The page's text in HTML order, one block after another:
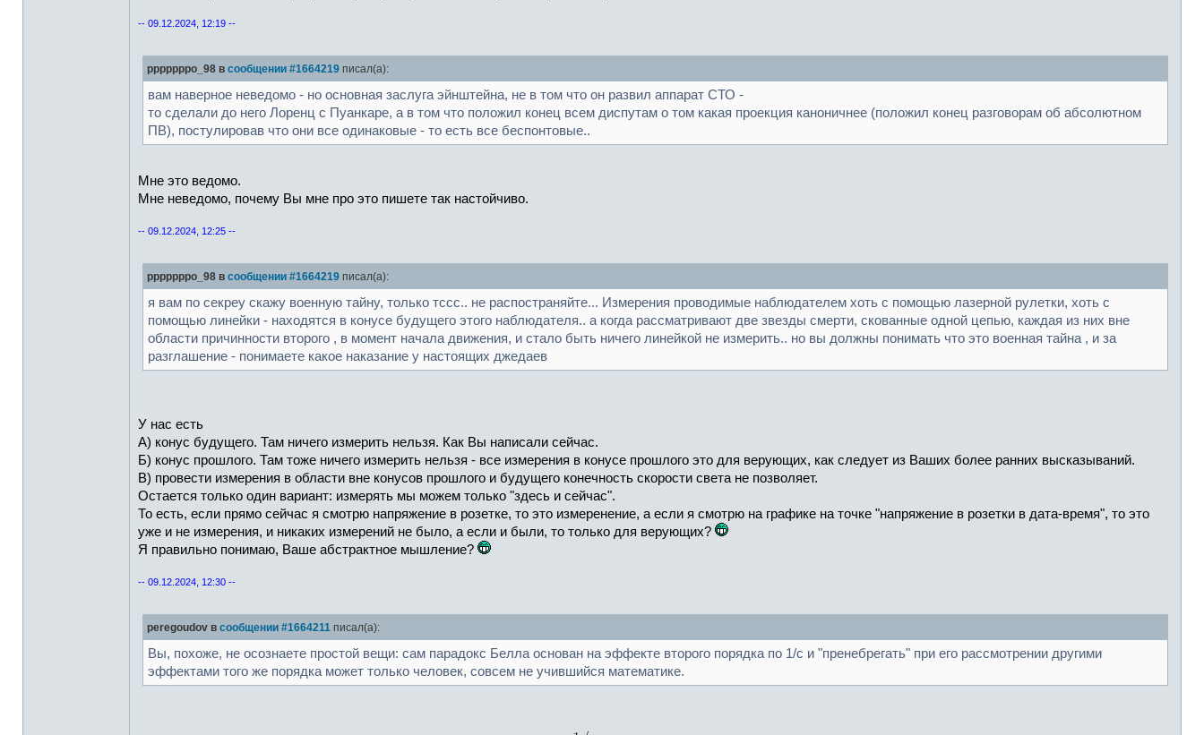
-- 09.12.2024, 12:19 --
pppppppo_98 в сообщении #1664219 писал(а):
вам наверное неведомо - но основная заслуга эйнштейна, не в том что он развил аппарат СТО -
то сделали до него Лоренц с Пуанкаре, а в том что положил конец всем диспутам о том какая проекция каноничнее (положил конец разговорам об абсолютном
ПВ), постулировав что они все одинаковые - то есть все беспонтовые..
Мне это ведомо.
Мне неведомо, почему Вы мне про это пишете так настойчиво.
-- 09.12.2024, 12:25 --
pppppppo_98 в сообщении #1664219 писал(а):
я вам по секреу скажу военную тайну, только тссс.. не распостраняйте... Измерения проводимые наблюдателем хоть с помощью лазерной рулетки, хоть с
помощью линейки - находятся в конусе будущего этого наблюдателя.. а когда рассматривают две звезды смерти, скованные одной цепью, каждая из них вне
области причинности второго , в момент начала движения, и стало быть ничего линейкой не измерить.. но вы должны понимать что это военная тайна , и за
разглашение - понимаете какое наказание у настоящих джедаев
У нас есть
А) конус будущего. Там ничего измерить нельзя. Как Вы написали сейчас.
Б) конус прошлого. Там тоже ничего измерить нельзя - все измерения в конусе прошлого это для верующих, как следует из Ваших более ранних высказываний.
В) провести измерения в области вне конусов прошлого и будущего конечность скорости света не позволяет.
Остается только один вариант: измерять мы можем только "здесь и сейчас".
То есть, если прямо сейчас я смотрю напряжение в розетке, то это измеренение, а если я смотрю на графике на точке "напряжение в розетки в дата-время", то это
уже и не измерения, и никаких измерений не было, а если и были, то только для верующих?
Я правильно понимаю, Ваше абстрактное мышление?
-- 09.12.2024, 12:30 --
peregoudov в сообщении #1664211 писал(а):
Вы, похоже, не осознаете простой вещи: сам парадокс Белла основан на эффекте второго порядка по 1/c и "пренебрегать" при его рассмотрении другими
эффектами того же порядка может только человек, совсем не учившийся математике.